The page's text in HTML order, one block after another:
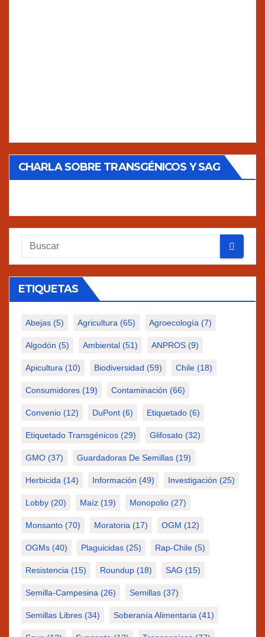
CHARLA SOBRE TRANSGÉNICOS Y SAG
ETIQUETAS
Abejas (5) Agricultura (65) Agroecología (7)
Algodón (5) Ambiental (51) ANPROS (9)
Apicultura (10) Biodiversidad (59) Chile (18)
Consumidores (19) Contaminación (66)
Convenio (12) DuPont (6) Etiquetado (6)
Etiquetado Transgénicos (29) Glifosato (32)
GMO (37) Guardadoras De Semillas (19)
Herbicida (14) Información (49) Investigación (25)
Lobby (20) Maíz (19) Monopolio (27)
Monsanto (70) Moratoria (17) OGM (12)
OGMs (40) Plaguicidas (25) Rap-Chile (5)
Resistencia (15) Roundup (18) SAG (15)
Semilla-Campesina (26) Semillas (37)
Semillas Libres (34) Soberanía Alimentaria (41)